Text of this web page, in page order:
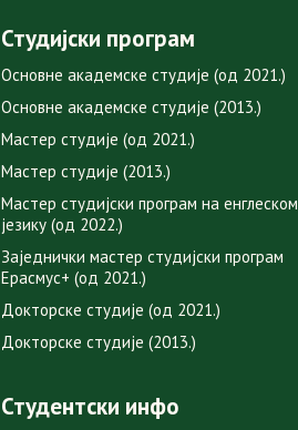
Студијски програм
Основне академске студије (од 2021.)
Основне академске студије (2013.)
Мастер студије (од 2021.)
Мастер студије (2013.)
Мастер студијски програм на енглеском
језику (од 2022.)
Заједнички мастер студијски програм
Ерасмус+ (од 2021.)
Докторске студије (од 2021.)
Докторске студије (2013.)
Студентски инфо